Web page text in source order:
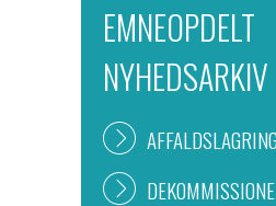
EMNEOPDELT
NYHEDSARKIV